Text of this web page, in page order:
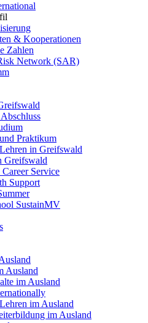
& Kooperationen
Zahlen
Network (SAR)
Praktikum
in Greifswald
Greifswald
Service
Support
SustainMV
Ausland
im Ausland
im Ausland
im Ausland